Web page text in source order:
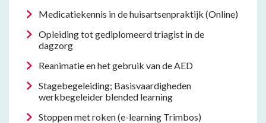
Medicatiekennis in de huisartsenpraktijk (Online)
Opleiding tot gediplomeerd triagist in de
dagzorg
Reanimatie en het gebruik van de AED
Stagebegeleiding; Basisvaardigheden
werkbegeleider blended learning
Stoppen met roken (e-learning Trimbos)